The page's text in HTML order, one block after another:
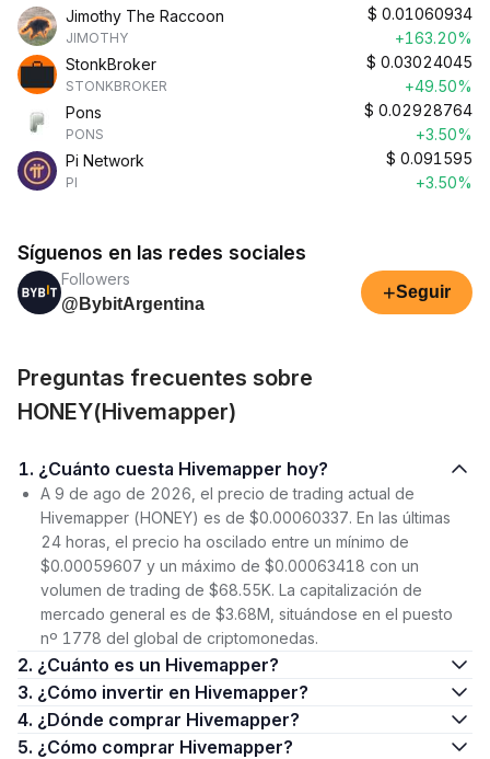
Jimothy The Raccoon
JIMOTHY
$ 0.01060934
+163.20%
StonkBroker
STONKBROKER
$ 0.03024045
+49.50%
Pons
PONS
$ 0.02928764
+3.50%
Pi Network
PI
$ 0.091595
+3.50%
Síguenos en las redes sociales
Followers
@BybitArgentina
+Seguir
Preguntas frecuentes sobre
HONEY(Hivemapper)
1. ¿Cuánto cuesta Hivemapper hoy?
A 9 de ago de 2026, el precio de trading actual de
Hivemapper (HONEY) es de $0.00060337. En las últimas
24 horas, el precio ha oscilado entre un mínimo de
$0.00059607 y un máximo de $0.00063418 con un
volumen de trading de $68.55K. La capitalización de
mercado general es de $3.68M, situándose en el puesto
nº 1778 del global de criptomonedas.
2. ¿Cuánto es un Hivemapper?
3. ¿Cómo invertir en Hivemapper?
4. ¿Dónde comprar Hivemapper?
5. ¿Cómo comprar Hivemapper?